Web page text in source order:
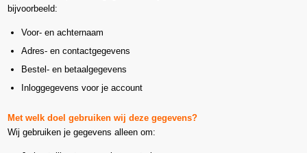
bijvoorbeeld:
Voor- en achternaam
Adres- en contactgegevens
Bestel- en betaalgegevens
Inloggegevens voor je account
Met welk doel gebruiken wij deze gegevens?
Wij gebruiken je gegevens alleen om: